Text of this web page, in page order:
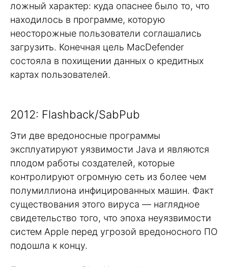
ложный характер: куда опаснее было то, что
находилось в программе, которую
неосторожные пользователи соглашались
загрузить. Конечная цель MacDefender
состояла в похищении данных о кредитных
картах пользователей.
2012: Flashback/SabPub
Эти две вредоносные программы
эксплуатируют уязвимости Java и являются
плодом работы создателей, которые
контролируют огромную сеть из более чем
полумиллиона инфицированных машин. Факт
существования этого вируса — наглядное
свидетельство того, что эпоха неуязвимости
систем Apple перед угрозой вредоносного ПО
подошла к концу.